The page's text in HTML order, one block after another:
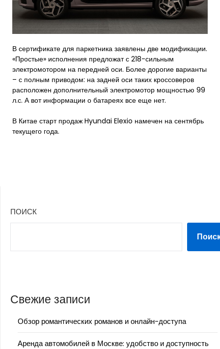
В сертификате для паркетника заявлены две модификации.
«Простые» исполнения предложат с 218-сильным
электромотором на передней оси. Более дорогие варианты
– с полным приводом: на задней оси таких кроссоверов
расположен дополнительный электромотор мощностью 99
л.с. А вот информации о батареях все еще нет.
В Китае старт продаж Hyundai Elexio намечен на сентябрь
текущего года.
ПОИСК
Свежие записи
Обзор романтических романов и онлайн-доступа
Аренда автомобилей в Москве: удобство и доступность